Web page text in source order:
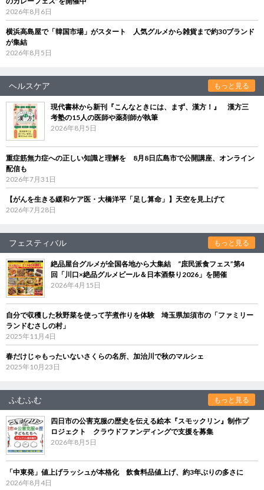
2026年8月6日
横浜高島屋で「韓国市場」がスタート 人気グルメから雑貨まで約30ブランド
が集結
2026年8月5日
ヘルスケア もっと見る
現代書林から新刊『こんなときには、まず、漢方！』 漢方三
考塾の15人の医師や薬剤師が執筆
2026年8月5日
重症筋無力症への正しい知識と理解を 8月8日広島市で公開講座、オンライン
配信も
2026年7月31日
【がんを生きる緩和ケア医・大橋洋平「足し算命」】天空を見上げて
2026年7月28日
フェスティバル もっと見る
絶品屋台グルメが全国各地から大集結 “庶民派食フェス”第4
回「川口×絶品グルメビール＆日本酒祭り2026」を開催
2026年4月15日
自分で収穫した秋野菜を使って芋煮作りを体験 埼玉県加須市の「ファミリー
ランドむさしの村」
2025年11月4日
春だけじゃもったいないさくらの名所、加治川で秋のマルシェ
2025年10月23日
ふむふむ もっと見る
四日市の公害克服の歴史を伝える絵本『スモックリン』制作プ
ロジェクト クラウドファンディングで支援を募集
2026年8月5日
「中東発」値上げラッシュが本格化 飲食料品値上げ、約3年ぶりの多さに
2026年8月4日